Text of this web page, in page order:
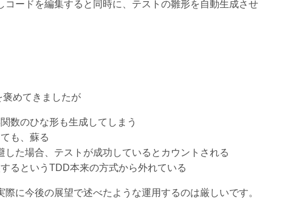
コードを編集すると同時に、テストの雛形を自動生成させ
褒めてきましたが
数のひな形も生成してしまう
も、蘇る
した場合、テストが成功しているとカウントされる
るというTDD本来の方式から外れている
に今後の展望で述べたような運用するのは厳しいです。